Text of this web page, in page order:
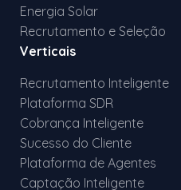
Energia Solar
Recrutamento e Seleção
Verticais
Recrutamento Inteligente
Plataforma SDR
Cobrança Inteligente
Sucesso do Cliente
Plataforma de Agentes
Captação Inteligente